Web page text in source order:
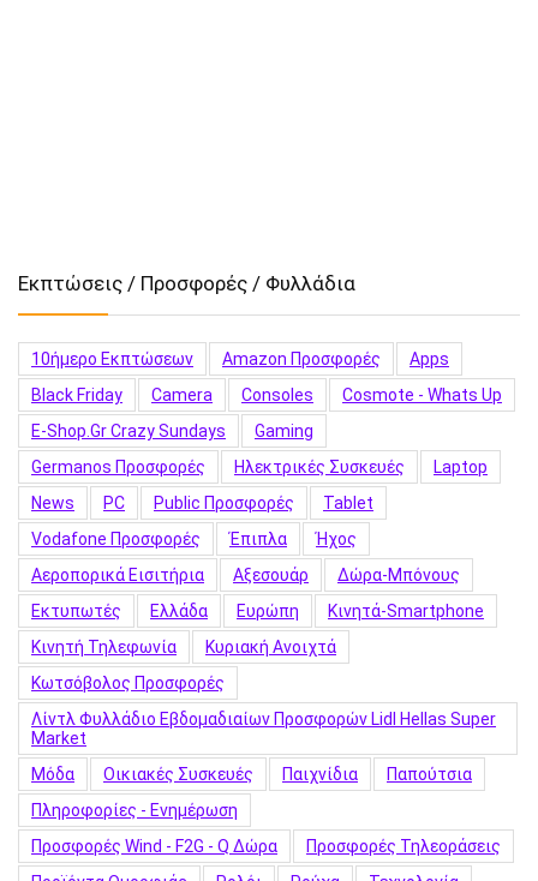
Εκπτώσεις / Προσφορές / Φυλλάδια
10ήμερο Εκπτώσεων Amazon Προσφορές
Apps
Black Friday
Camera Consoles
Cosmote - Whats Up
E-Shop.gr Crazy Sundays
Gaming
Germanos Προσφορές
Hλεκτρικές Συσκευές
Laptop
News
PC Public Προσφορές
Tablet
Vodafone Προσφορές
Έπιπλα
Ήχος
Αεροπορικά Εισιτήρια
Αξεσουάρ
Δώρα-Μπόνους
Εκτυπωτές
Ελλάδα Ευρώπη
Κινητά-Smartphone
Κινητή Τηλεφωνία
Κυριακή Ανοιχτά
Κωτσόβολος Προσφορές
Λίντλ Φυλλάδιο Εβδομαδιαίων Προσφορών Lidl Hellas Super
Market
Μόδα
Οικιακές Συσκευές Παιχνίδια
Παπούτσια
Πληροφορίες - Ενημέρωση
Προσφορές Wind - F2G - Q Δώρα
Προσφορές Τηλεοράσεις